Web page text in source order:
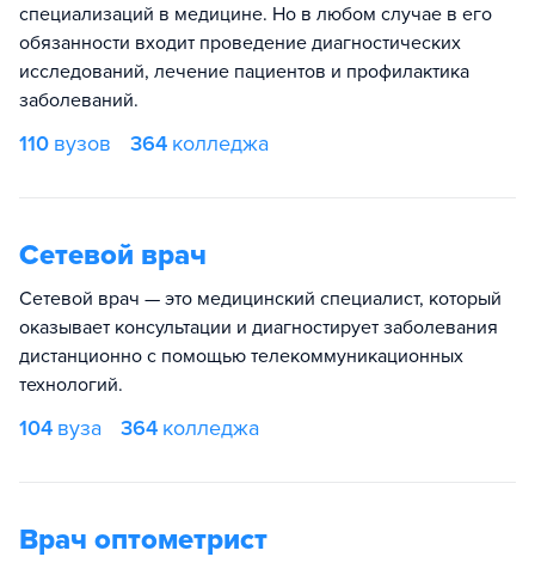
специализаций в медицине. Но в любом случае в его
обязанности входит проведение диагностических
исследований, лечение пациентов и профилактика
заболеваний.
110 вузов 364 колледжа
Сетевой врач
Сетевой врач — это медицинский специалист, который
оказывает консультации и диагностирует заболевания
дистанционно с помощью телекоммуникационных
технологий.
104 вуза 364 колледжа
Врач оптометрист